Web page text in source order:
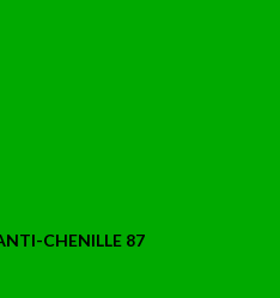
CHENILLE 87